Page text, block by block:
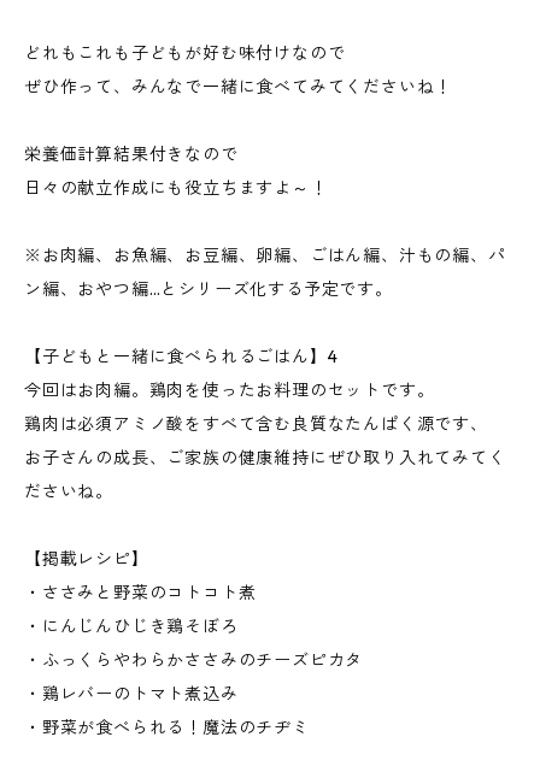
どれもこれも子どもが好む味付けなので
ぜひ作って、みんなで一緒に食べてみてくださいね！
栄養価計算結果付きなので
日々の献立作成にも役立ちますよ～！
※お肉編、お魚編、お豆編、卵編、ごはん編、汁もの編、パ
ン編、おやつ編…とシリーズ化する予定です。
【子どもと一緒に食べられるごはん】4
今回はお肉編。鶏肉を使ったお料理のセットです。
鶏肉は必須アミノ酸をすべて含む良質なたんぱく源です、
お子さんの成長、ご家族の健康維持にぜひ取り入れてみてく
ださいね。
【掲載レシピ】
・ささみと野菜のコトコト煮
・にんじんひじき鶏そぼろ
・ふっくらやわらかささみのチーズピカタ
・鶏レバーのトマト煮込み
・野菜が食べられる！魔法のチヂミ